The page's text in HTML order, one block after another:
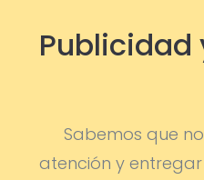
Publicidad
Sabemos que
atención y